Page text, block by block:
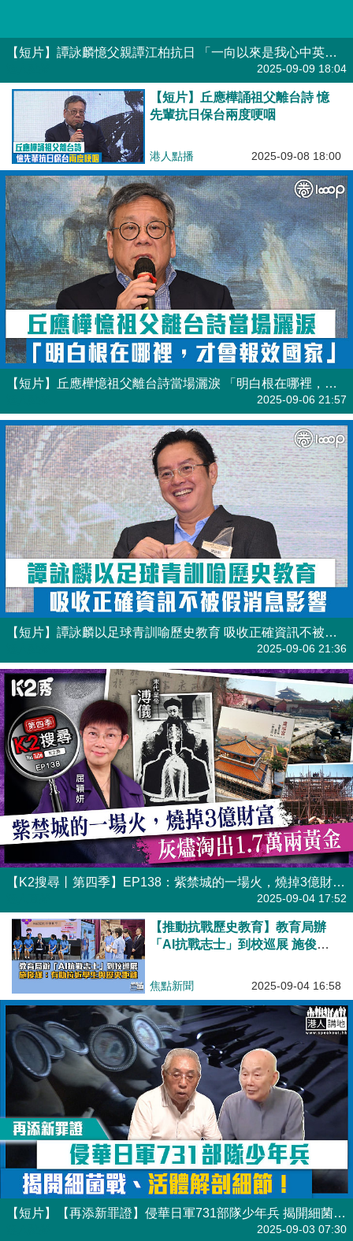
【短片】譚詠麟憶父親譚江柏抗日 「一向以來​是我心中英雄」
2025-09-09 18:04
【短片】丘應樺誦祖父離台詩 憶
先輩抗日保台兩度哽咽
港人點播 2025-09-08 18:00
【短片】丘應樺憶祖父離台詩當場灑淚 「明白根在哪裡，才會報效國家」
2025-09-06 21:57
【短片】譚詠麟以足球青訓喻歷史教育 吸收正確資訊不被假消息影響
2025-09-06 21:36
【K2搜尋丨第四季】EP138：紫禁城的一場火，燒掉3億財富，灰燼淘出1.7萬兩黃金
2025-09-04 17:52
【推動抗戰歷史教育】教育局辦
「AI抗戰志士」到校巡展 施俊
焦點新聞 2025-09-04 16:58
【短片】【再添新罪證】侵華日軍731部隊少年兵 揭開細菌戰、活體解剖細節！
2025-09-03 07:30